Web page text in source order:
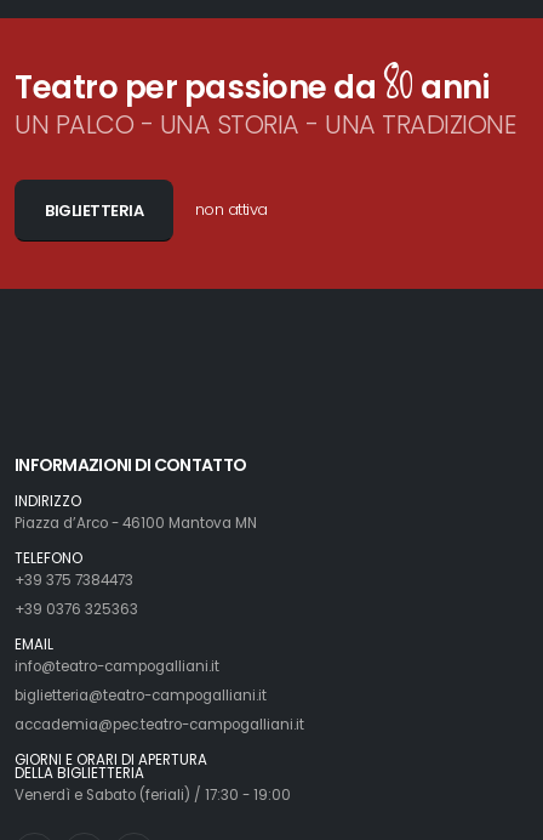
Teatro per passione da80 anni
UN PALCO - UNA STORIA - UNA TRADIZIONE
BIGLIETTERIA non attiva
INFORMAZIONI DI CONTATTO
INDIRIZZO
Piazza d’Arco - 46100 Mantova MN
TELEFONO
+39 375 7384473
+39 0376 325363
EMAIL
info@teatro-campogalliani.it
biglietteria@teatro-campogalliani.it
accademia@pec.teatro-campogalliani.it
GIORNI E ORARI DI APERTURA
DELLA BIGLIETTERIA
Venerdì e Sabato (feriali) / 17:30 - 19:00